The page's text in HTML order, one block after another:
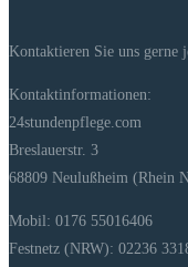
Kontaktieren Sie uns
Kontaktinformationen:
24stundenpflege.com
Breslauerstr. 3
68809 Neulußheim (Rhein
Mobil: 0176 55016406
Festnetz (NRW): 02236